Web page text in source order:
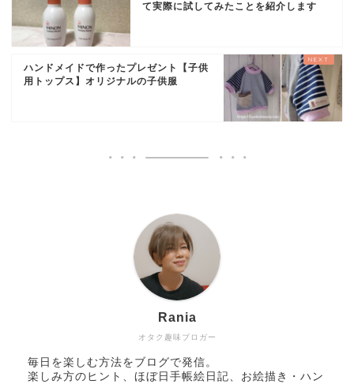
て実際に試してみたことを紹介します
ハンドメイドで作ったプレゼント【子供
用トップス】オリジナルの子供服
オタク趣味ブロガー
Rania
毎日を楽しむ方法をブログで発信。
楽しみ方のヒント、ほぼ日手帳絵日記、お絵描き・ハン